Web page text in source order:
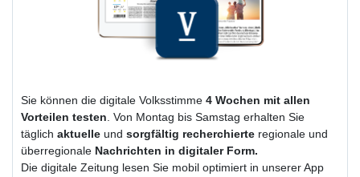
Sie können die digitale Volksstimme 4 Wochen mit allen
Vorteilen testen . Von Montag bis Samstag erhalten Sie
täglich aktuelle und sorgfältig recherchierte regionale und
überregionale Nachrichten in digitaler Form.
Die digitale Zeitung lesen Sie mobil optimiert in unserer App